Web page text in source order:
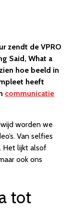
zendt de VPRO
Said, What a
hoe beeld in
heeft
communicatie
worden we
Van selfies
. Het lijkt alsof
ook ons
tot